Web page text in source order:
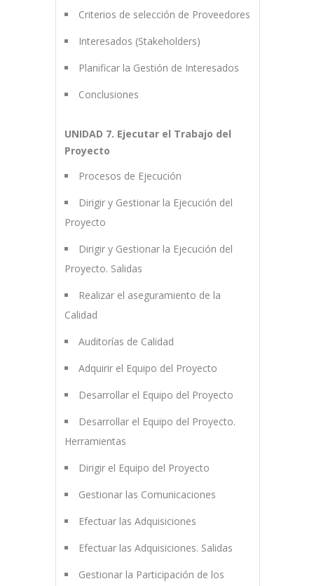
Criterios de selección de Proveedores
Interesados (Stakeholders)
Planificar la Gestión de Interesados
Conclusiones
UNIDAD 7. Ejecutar el Trabajo del
Proyecto
Procesos de Ejecución
Dirigir y Gestionar la Ejecución del
Proyecto
Dirigir y Gestionar la Ejecución del
Proyecto. Salidas
Realizar el aseguramiento de la
Calidad
Auditorías de Calidad
Adquirir el Equipo del Proyecto
Desarrollar el Equipo del Proyecto
Desarrollar el Equipo del Proyecto.
Herramientas
Dirigir el Equipo del Proyecto
Gestionar las Comunicaciones
Efectuar las Adquisiciones
Efectuar las Adquisiciones. Salidas
Gestionar la Participación de los